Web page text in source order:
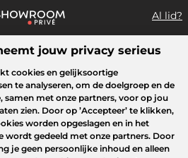
Al lid?
Fashion Kids Beauty
jouw privacy serieus
cookies en gelijksoortige
te analyseren, om de doelgroep en de
samen met onze partners, voor op jou
zien. Door op ’Accepteer’ te klikken,
worden opgeslagen en in het
wordt gedeeld met onze partners. Door
je geen persoonlijke inhoud en alleen